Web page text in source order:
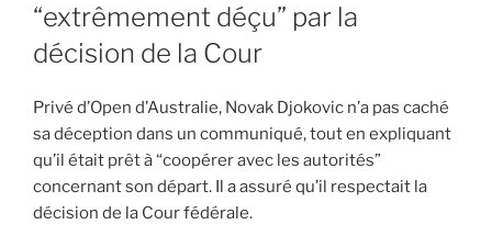
“extrêmement déçu” par la
décision de la Cour
Privé d’Open d’Australie, Novak Djokovic n’a pas caché
sa déception dans un communiqué, tout en expliquant
qu’il était prêt à “coopérer avec les autorités”
concernant son départ. Il a assuré qu’il respectait la
décision de la Cour fédérale.